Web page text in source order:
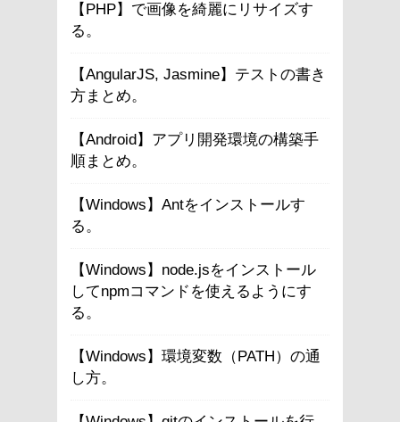
【PHP】で画像を綺麗にリサイズす
る。
【AngularJS, Jasmine】テストの書き
方まとめ。
【Android】アプリ開発環境の構築手
順まとめ。
【Windows】Antをインストールす
る。
【Windows】node.jsをインストール
してnpmコマンドを使えるようにす
る。
【Windows】環境変数（PATH）の通
し方。